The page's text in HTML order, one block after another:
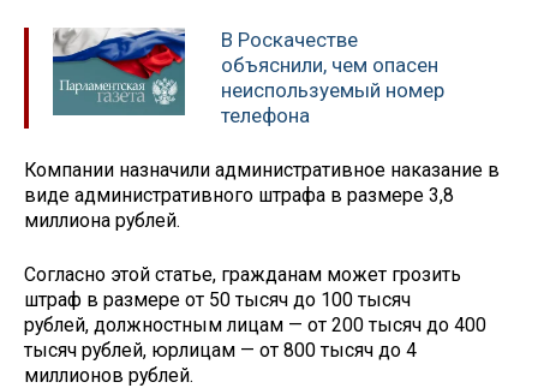
В Роскачестве
объяснили, чем опасен
неиспользуемый номер
телефона
Компании назначили административное наказание в
виде административного штрафа в размере 3,8
миллиона рублей.
Согласно этой статье, гражданам может грозить
штраф в размере от 50 тысяч до 100 тысяч
рублей, должностным лицам — от 200 тысяч до 400
тысяч рублей, юрлицам — от 800 тысяч до 4
миллионов рублей.